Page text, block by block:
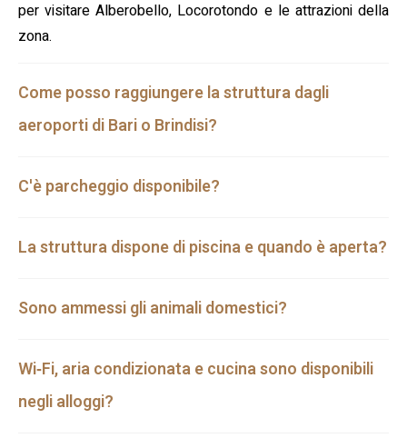
per visitare Alberobello, Locorotondo e le attrazioni della
zona.
Come posso raggiungere la struttura dagli
aeroporti di Bari o Brindisi?
C'è parcheggio disponibile?
La struttura dispone di piscina e quando è aperta?
Sono ammessi gli animali domestici?
Wi‑Fi, aria condizionata e cucina sono disponibili
negli alloggi?